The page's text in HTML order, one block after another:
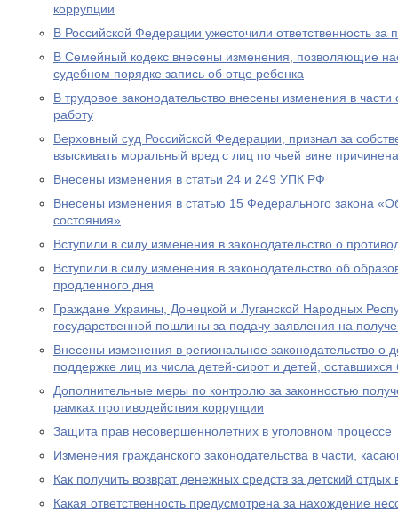
коррупции
В Российской Федерации ужесточили ответственность за
В Семейный кодекс внесены изменения, позволяющие
судебном порядке запись об отце ребенка
В трудовое законодательство внесены изменения в
работу
Верховный суд Российской Федерации, признал за
взыскивать моральный вред с лиц по чьей вине
Внесены изменения в статьи 24 и 249 УПК РФ
Внесены изменения в статью 15 Федерального закона
состояния»
Вступили в силу изменения в законодательство о
Вступили в силу изменения в законодательство об
продленного дня
Граждане Украины, Донецкой и Луганской Народных
государственной пошлины за подачу заявления на
Внесены изменения в региональное законодательство о
поддержке лиц из числа детей-сирот и детей,
Дополнительные меры по контролю за законностью
рамках противодействия коррупции
Защита прав несовершеннолетних в уголовном процессе
Изменения гражданского законодательства в части,
Как получить возврат денежных средств за детский отдых
Какая ответственность предусмотрена за нахождение